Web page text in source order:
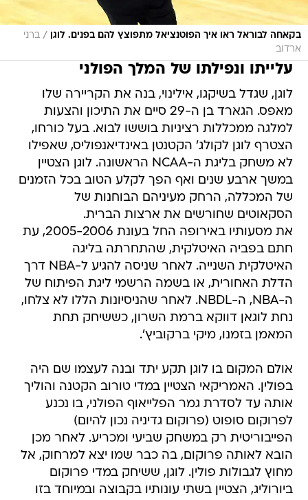
בקאחה לבוראל ראו איך הפוטנציאל מתפוצץ להם בפנים. לוגן / ברני
ארדוב
עלייתו ונפילתו של המלך הפולני
לוגן, שגדל בשיקגו, אילינוי, בנה את הקריירה שלו
מאפס. הגארד בן ה-29 סיים את התיכון והצעות
למלגה ממכללות רציניות בוששו לבוא. בעל כורחו,
הצטרף לוגן לקולג' הקטנטן באינדיאנפוליס, שאפילו
לא משחק בליגת ה-NCAA הראשונה. לוגן הצטיין
במשך ארבע שנים ואף הפך לקלע הטוב בכל הזמנים
של המכללה, הרחק מעיניהם הבוחנות של
הסקאוטים שחורשים את ארצות הברית.
את מסעותיו באירופה החל בעונת 2005-2006, עת
חתם בפביה האיטלקית, שהתחרתה בליגה
האיטלקית השנייה. לאחר שניסה להגיע ל-NBA דרך
הדלת האחורית, או בשמה הרשמי ליגת הפיתוח של
ה-NBA, ה-NBDL. לאחר שהניסיונות הללו לא צלחו,
נחת לוגאן דווקא ברמת השרון, כששיחק תחת
המאמן בזמנו, מיקי ברקוביץ'.
אולם המקום בו לוגן תקע יתד ובנה לעצמו שם היה
בפולין. האמריקאי הצטיין במדי טורוב הקטנה והוליך
אותה עד לסדרת גמר הפלייאוף הפולני, בו נכנע
לפרוקום סופוט (פרוקום גדיניה נכון להיום)
הפייבוריטית רק במשחק שביעי ומכריע. לאחר מכן
הובא לאותה פרוקום, בה כבר שמו יצא למרחוק, אל
מחוץ לגבולות פולין. לוגן, ששיחק במדי פרוקום
ביורוליג, הצטיין בשתי עונותיו בקבוצה ובמיוחד בזו